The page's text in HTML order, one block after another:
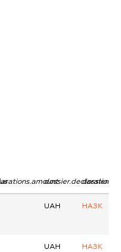
UAH НАЗК
UAH НАЗК